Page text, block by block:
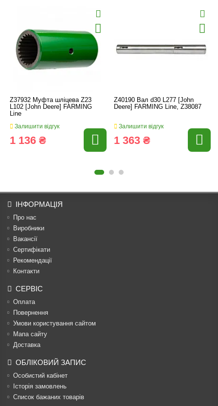
Z37932 Муфта шліцева Z23
L102 [John Deere] FARMING
Line
Залишити відгук
1 136 ₴
Z40190 Вал d30 L277 [John
Deere] FARMING Line, Z38087
Залишити відгук
1 363 ₴
ІНФОРМАЦІЯ
Про нас
Виробники
Вакансії
Сертифікати
Рекомендації
Контакти
СЕРВІС
Оплата
Повернення
Умови користування сайтом
Мапа сайту
Доставка
ОБЛІКОВИЙ ЗАПИС
Особистий кабінет
Історія замовлень
Список бажаних товарів